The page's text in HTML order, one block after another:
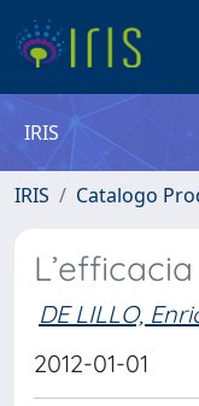
IRIS
IRIS Catalogo
DE LILLO,
2012-01-01